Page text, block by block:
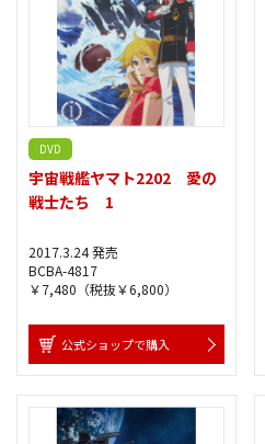
DVD
宇宙戦艦ヤマト2202 愛の
戦士たち 1
2017.3.24 発売
BCBA-4817
￥7,480（税抜￥6,800）
公式ショップで購入